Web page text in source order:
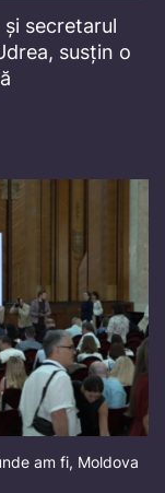
secretarul
susțin o
am fi, Moldova